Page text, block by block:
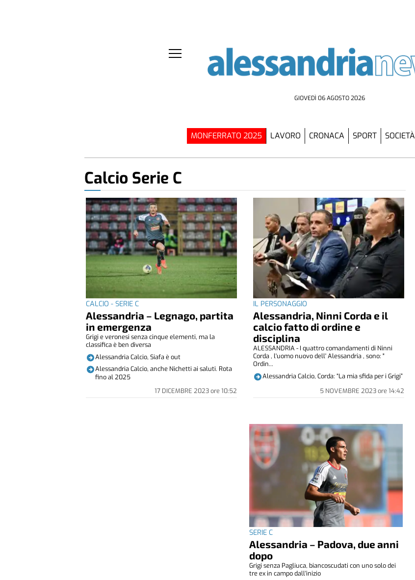
GIOVEDÌ 06 AGOSTO 2026
MONFERRATO 2025 LAVORO CRONACA SPORT SOCIETÀ
Calcio Serie C
CALCIO - SERIE C
Alessandria – Legnago, partita
in emergenza
17 DICEMBRE 2023ore 10:52
Grigi e veronesi senza cinque elementi, ma la
classifica è ben diversa
Alessandria Calcio, Siafa è out
Alessandria Calcio, anche Nichetti ai saluti. Rota
fino al 2025
IL PERSONAGGIO
Alessandria, Ninni Corda e il
calcio fatto di ordine e
disciplina
5 NOVEMBRE 2023ore 14:42
ALESSANDRIA - I quattro comandamenti di Ninni
Corda , l'uomo nuovo dell' Alessandria , sono: "
Ordin...
Alessandria Calcio, Corda: “La mia sfida per i Grigi”
SERIE C
Alessandria – Padova, due anni
dopo
Grigi senza Pagliuca, biancoscudati con uno solo dei
tre ex in campo dall'inizio